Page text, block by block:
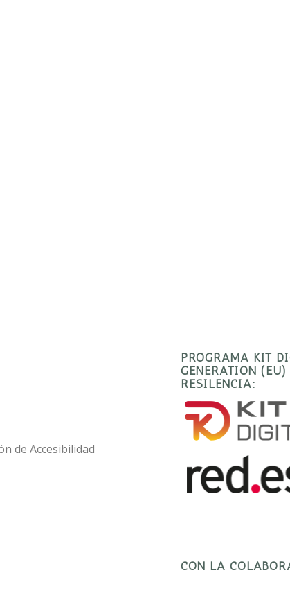
de Accesibilidad
PROGRAMA KIT
GENERATION
RESILENCIA:
CON LA